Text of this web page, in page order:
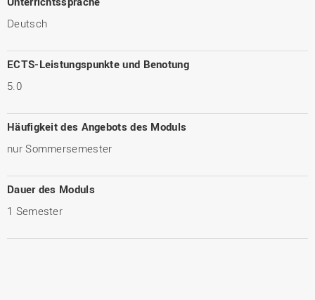
Deutsch
ECTS-Leistungspunkte und Benotung
5.0
Häufigkeit des Angebots des Moduls
nur Sommersemester
Dauer des Moduls
1 Semester